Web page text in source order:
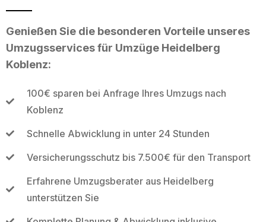
Genießen Sie die besonderen Vorteile unseres
Umzugsservices für Umzüge Heidelberg
Koblenz:
100€ sparen bei Anfrage Ihres Umzugs nach
Koblenz
Schnelle Abwicklung in unter 24 Stunden
Versicherungsschutz bis 7.500€ für den Transport
Erfahrene Umzugsberater aus Heidelberg
unterstützen Sie